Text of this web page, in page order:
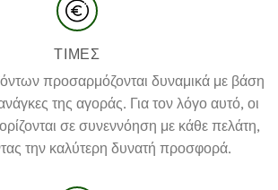
ΤΙΜΕΣ
προσαρμόζονται δυναμικά με βάση
της αγοράς. Για τον λόγο αυτό, οι
σε συνεννόηση με κάθε πελάτη,
την καλύτερη δυνατή προσφορά.